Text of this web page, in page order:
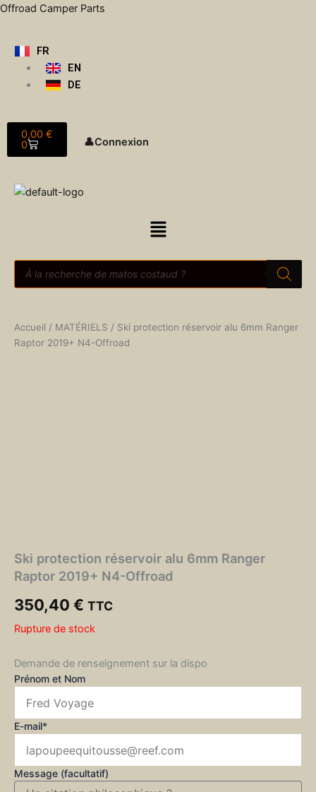
Aller
Offroad Camper Parts
FR
EN
DE
0,00 €
0
👤Connexion
Menu
Recherche
Accueil / MATÉRIELS / Ski protection réservoir alu 6mm Ranger
Raptor 2019+ N4-Offroad
Ski protection réservoir alu 6mm Ranger
Raptor 2019+ N4-Offroad
350,40 € TTC
Rupture de stock
Demande de renseignement sur la dispo
Prénom et Nom
E-mail*
Message (facultatif)